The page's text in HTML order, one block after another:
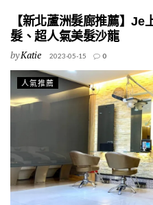
【新北蘆洲髮廊推薦】Je
髮、超人氣美髮沙龍
byKatie 2023-05-15 0
人氣推薦